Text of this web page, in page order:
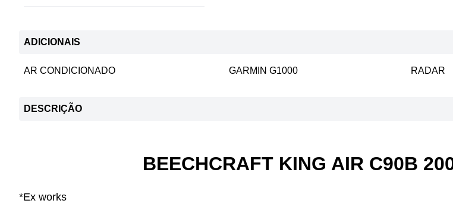
ADICIONAIS
AR CONDICIONADO GARMIN G1000 RADAR
DESCRIÇÃO
BEECHCRAFT KING AIR C90B
*Ex works